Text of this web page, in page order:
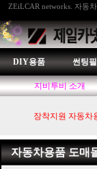
ZEiLCAR networks. 자동
DIY용품 썬팅
지비투비 소개
장착지원 자동차
자동차용품 도매